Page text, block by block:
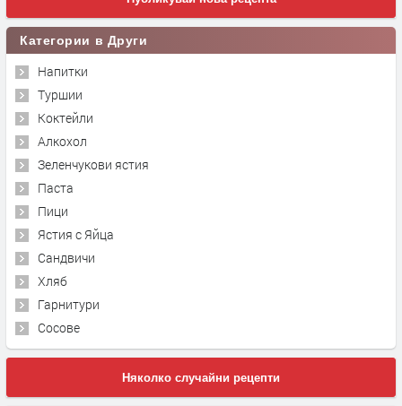
Категории в Други
Напитки
Туршии
Коктейли
Алкохол
Зеленчукови ястия
Паста
Пици
Ястия с Яйца
Сандвичи
Хляб
Гарнитури
Сосове
Няколко случайни рецепти